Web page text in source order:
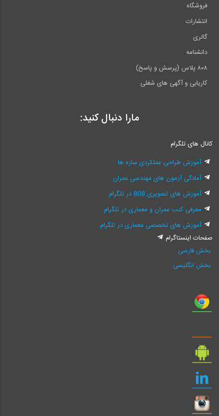
فروشگاه
انتشارات
گالری
دانشنامه
۸۰۸ پلاس (پرسش و پاسخ)
کاریابی و آگهی های شغلی
مارا دنبال کنید:
کانال های تلگرام
آموزش طراحی عملکردی سازه ها
آمادگی آزمون های مهندسی عمران
آموزش های تصویری 808 در تلگرام
معرفی کتب عمران و معماری در تلگرام
آموزش های تخصصی معماری در تلگرام
صفحات اینستاگرام
بخش فارسی
بخش انگلیسی